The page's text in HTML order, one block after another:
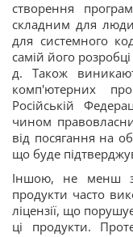
створення
складним для
для системного
самій його
д. Також
комп'ютерних
Російській
чином
від посягання на
що буде
Іншою, не менш
продукти часто
ліцензії, що
ці продукти.